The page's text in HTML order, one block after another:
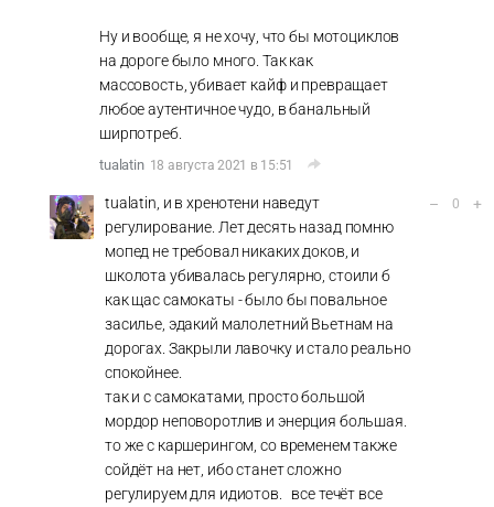
Ну и вообще, я не хочу, что бы мотоциклов
на дороге было много. Так как
массовость, убивает кайф и превращает
любое аутентичное чудо, в банальный
ширпотреб.
tualatin 18 августа 2021 в 15:51
tualatin, и в хренотени наведут
регулирование. Лет десять назад помню
мопед не требовал никаких доков, и
школота убивалась регулярно, стоили б
как щас самокаты - было бы повальное
засилье, эдакий малолетний Вьетнам на
дорогах. Закрыли лавочку и стало реально
спокойнее.
так и с самокатами, просто большой
мордор неповоротлив и энерция большая.
то же с каршерингом, со временем также
сойдёт на нет, ибо станет сложно
регулируем для идиотов. все течёт все
– 0 +